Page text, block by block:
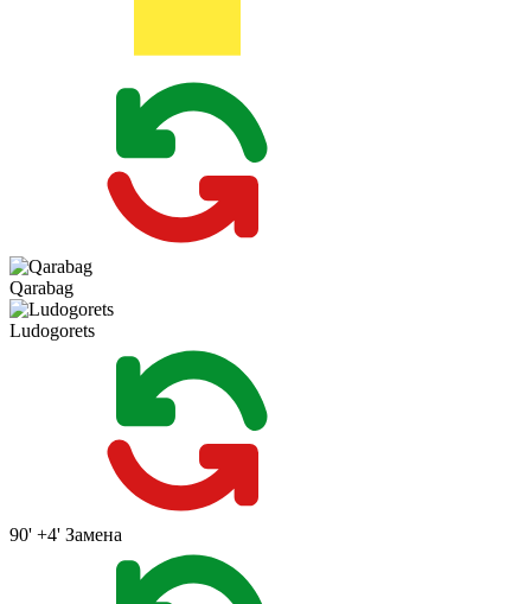
Qarabag
Ludogorets
90' +4' Замена